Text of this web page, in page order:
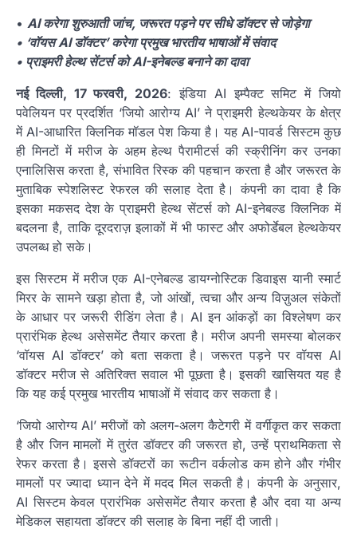
• AI करेगा शुरुआती जांच, जरूरत पड़ने पर सीधे डॉक्टर से जोड़ेगा
• ‘वॉयस AI डॉक्टर’ करेगा प्रमुख भारतीय भाषाओं में संवाद
• प्राइमरी हेल्थ सेंटर्स को AI-इनेबल्ड बनाने का दावा
नई दिल्ली, 17 फरवरी, 2026: इंडिया AI इम्पैक्ट समिट में जियो
पवेलियन पर प्रदर्शित ‘जियो आरोग्य AI’ ने प्राइमरी हेल्थकेयर के क्षेत्र
में AI-आधारित क्लिनिक मॉडल पेश किया है। यह AI-पावर्ड सिस्टम कुछ
ही मिनटों में मरीज के अहम हेल्थ पैरामीटर्स की स्क्रीनिंग कर उनका
एनालिसिस करता है, संभावित रिस्क की पहचान करता है और जरूरत के
मुताबिक स्पेशलिस्ट रेफरल की सलाह देता है। कंपनी का दावा है कि
इसका मकसद देश के प्राइमरी हेल्थ सेंटर्स को AI-इनेबल्ड क्लिनिक में
बदलना है, ताकि दूरदराज़ इलाकों में भी फास्ट और अफोर्डेबल हेल्थकेयर
उपलब्ध हो सके।
इस सिस्टम में मरीज एक AI-एनेबल्ड डायग्नोस्टिक डिवाइस यानी स्मार्ट
मिरर के सामने खड़ा होता है, जो आंखों, त्वचा और अन्य विज़ुअल संकेतों
के आधार पर जरूरी रीडिंग लेता है। AI इन आंकड़ों का विश्लेषण कर
प्रारंभिक हेल्थ असेसमेंट तैयार करता है। मरीज अपनी समस्या बोलकर
‘वॉयस AI डॉक्टर’ को बता सकता है। जरूरत पड़ने पर वॉयस AI
डॉक्टर मरीज से अतिरिक्त सवाल भी पूछता है। इसकी खासियत यह है
कि यह कई प्रमुख भारतीय भाषाओं में संवाद कर सकता है।
‘जियो आरोग्य AI’ मरीजों को अलग-अलग कैटेगरी में वर्गीकृत कर सकता
है और जिन मामलों में तुरंत डॉक्टर की जरूरत हो, उन्हें प्राथमिकता से
रेफर करता है। इससे डॉक्टरों का रूटीन वर्कलोड कम होने और गंभीर
मामलों पर ज्यादा ध्यान देने में मदद मिल सकती है। कंपनी के अनुसार,
AI सिस्टम केवल प्रारंभिक असेसमेंट तैयार करता है और दवा या अन्य
मेडिकल सहायता डॉक्टर की सलाह के बिना नहीं दी जाती।